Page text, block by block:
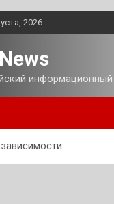
2026
информационный